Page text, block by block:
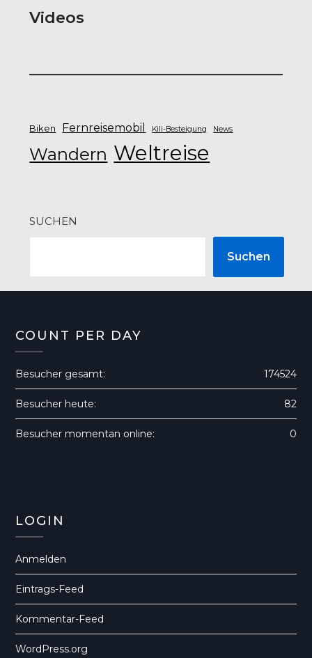
Videos
Biken Fernreisemobil Kili-Besteigung News
Wandern Weltreise
SUCHEN
Suchen
COUNT PER DAY
174524
Besucher gesamt:
82
Besucher heute:
0
Besucher momentan online:
LOGIN
Anmelden
Eintrags-Feed
Kommentar-Feed
WordPress.org